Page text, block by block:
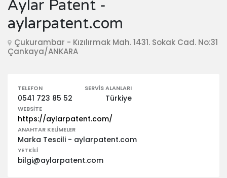
Aylar Patent -
aylarpatent.com
Çukurambar - Kızılırmak Mah. 1431. Sokak Cad. No:31
Çankaya/ANKARA
TELEFON
0541 723 85 52
SERVIS ALANLARI
Türkiye
WEBSITE
https://aylarpatent.com/
ANAHTAR KELIMELER
Marka Tescili - aylarpatent.com
YETKILI
bilgi@aylarpatent.com